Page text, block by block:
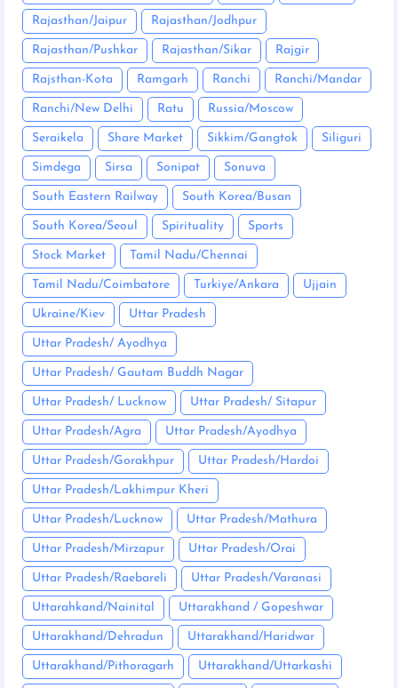
Rajasthan/Jaipur Rajasthan/Jodhpur
Rajasthan/Pushkar Rajasthan/Sikar Rajgir
Rajsthan-Kota Ramgarh Ranchi Ranchi/Mandar
Ranchi/New Delhi Ratu Russia/Moscow
Seraikela Share Market Sikkim/Gangtok Siliguri
Simdega Sirsa Sonipat Sonuva
South Eastern Railway South Korea/Busan
South Korea/Seoul Spirituality Sports
Stock Market Tamil Nadu/Chennai
Tamil Nadu/Coimbatore Turkiye/Ankara Ujjain
Ukraine/Kiev Uttar Pradesh
Uttar Pradesh/ Ayodhya
Uttar Pradesh/ Gautam Buddh Nagar
Uttar Pradesh/ Lucknow Uttar Pradesh/ Sitapur
Uttar Pradesh/Agra Uttar Pradesh/Ayodhya
Uttar Pradesh/Gorakhpur Uttar Pradesh/Hardoi
Uttar Pradesh/Lakhimpur Kheri
Uttar Pradesh/Lucknow Uttar Pradesh/Mathura
Uttar Pradesh/Mirzapur Uttar Pradesh/Orai
Uttar Pradesh/Raebareli Uttar Pradesh/Varanasi
Uttarahkand/Nainital Uttarakhand / Gopeshwar
Uttarakhand/Dehradun Uttarakhand/Haridwar
Uttarakhand/Pithoragarh Uttarakhand/Uttarkashi